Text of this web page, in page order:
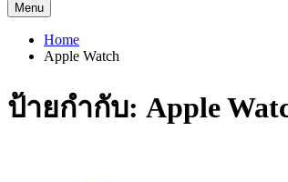
Menu
Home
Apple Watch
ป้ายกำกับ: Apple